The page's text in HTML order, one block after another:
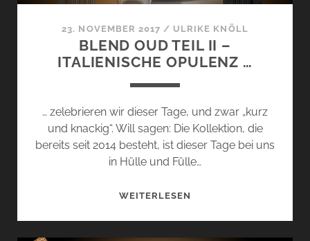
23. NOVEMBER 2017 / ULRIKE KNÖLL
BLEND OUD TEIL II –
ITALIENISCHE OPULENZ …
… zelebrieren wir dieser Tage, und zwar „kurz
und knackig“. Will sagen: Die Kollektion, die
bereits seit 2014 besteht, ist dieser Tage bei uns
in Hülle und Fülle…
WEITERLESEN